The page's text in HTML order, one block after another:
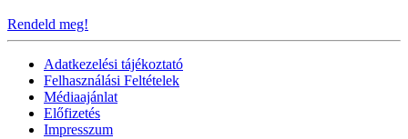
Rendeld meg!
Adatkezelési tájékoztató
Felhasználási Feltételek
Médiaajánlat
Előfizetés
Impresszum